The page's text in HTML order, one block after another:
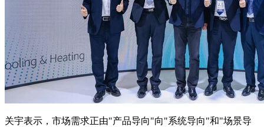
关宇表示，市场需求正由"产品导向"向"系统导向"和"场景导